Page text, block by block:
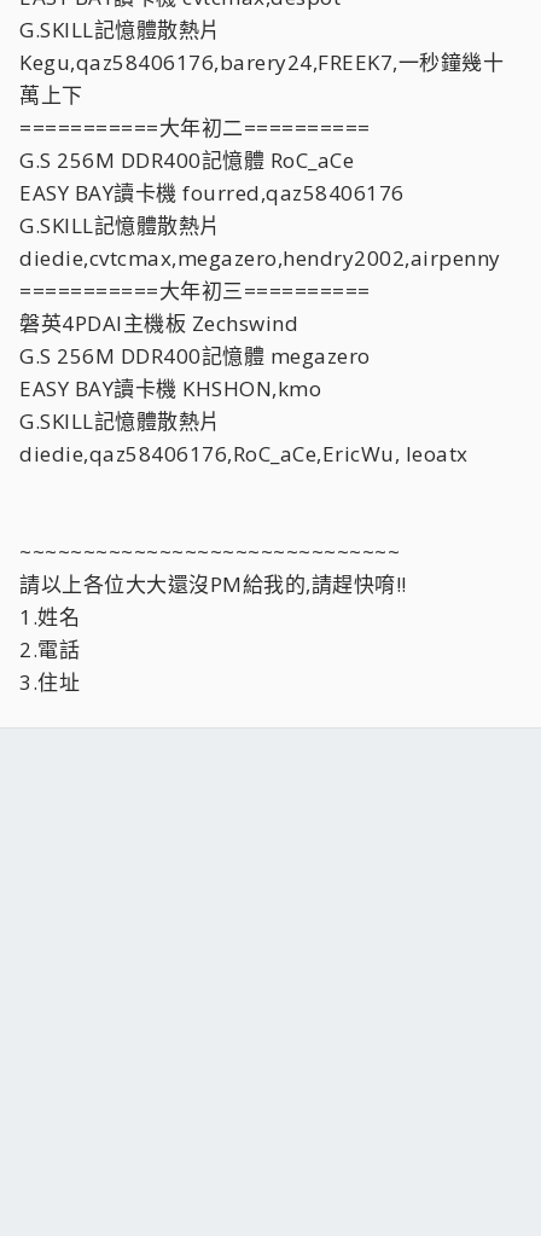
G.SKILL記憶體散熱片
Kegu,qaz58406176,barery24,FREEK7,一秒鐘幾十
萬上下
===========大年初二==========
G.S 256M DDR400記憶體 RoC_aCe
EASY BAY讀卡機 fourred,qaz58406176
G.SKILL記憶體散熱片
diedie,cvtcmax,megazero,hendry2002,airpenny
===========大年初三==========
磐英4PDAI主機板 Zechswind
G.S 256M DDR400記憶體 megazero
EASY BAY讀卡機 KHSHON,kmo
G.SKILL記憶體散熱片
diedie,qaz58406176,RoC_aCe,EricWu, leoatx
~~~~~~~~~~~~~~~~~~~~~~~~~~~~~~
請以上各位大大還沒PM給我的,請趕快唷!!
1.姓名
2.電話
3.住址